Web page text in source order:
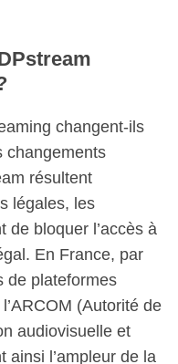
changent-ils
changements
résultent
légales, les
de bloquer l’accès à
En France, par
de plateformes
(Autorité de
audiovisuelle et
ainsi l’ampleur de la